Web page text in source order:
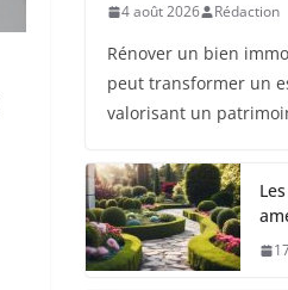
4 août 2026 Rédaction
Rénover un bien
peut transformer un
valorisant un